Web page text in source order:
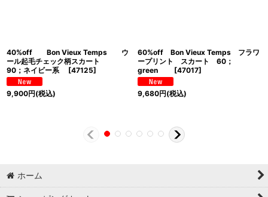
40%off Bon Vieux Temps ウ
ール起毛チェック柄スカート
90；ネイビー系
[47125]
9,900円(税込)
60%off Bon Vieux Temps フラワ
ープリント スカート 60；
green
[47017]
9,680円(税込)
ホーム